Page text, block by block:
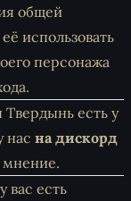
общей
использовать
персонажа
есть у
нас на дискорд
мнение.
вас есть